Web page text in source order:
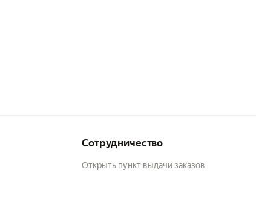
Сотрудничество
Открыть пункт выдачи заказов